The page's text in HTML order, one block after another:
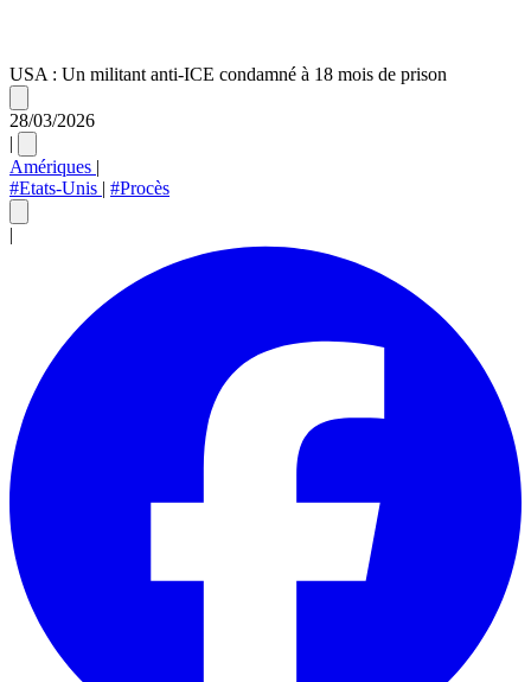
USA : Un militant anti-ICE condamné à 18 mois de prison
28/03/2026
|
Amériques |
#Etats-Unis | #Procès
|